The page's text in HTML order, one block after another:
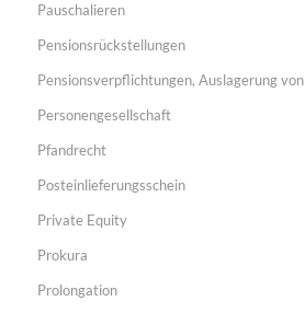
Pauschalieren
Pensionsrückstellungen
Pensionsverpflichtungen, Auslagerung von
Personengesellschaft
Pfandrecht
Posteinlieferungsschein
Private Equity
Prokura
Prolongation